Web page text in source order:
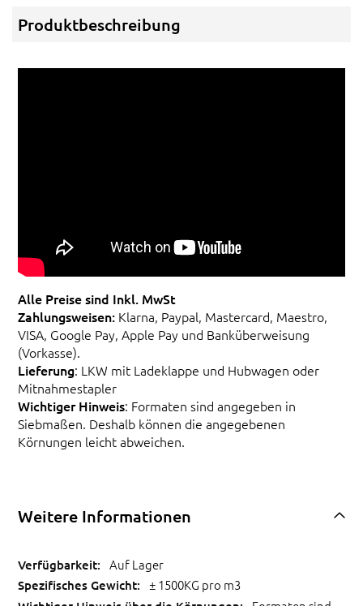
Produktbeschreibung
Alle Preise sind Inkl. MwSt
Zahlungsweisen: Klarna, Paypal, Mastercard, Maestro,
VISA, Google Pay, Apple Pay und Banküberweisung
(Vorkasse).
Lieferung: LKW mit Ladeklappe und Hubwagen oder
Mitnahmestapler
Wichtiger Hinweis: Formaten sind angegeben in
Siebmaßen. Deshalb können die angegebenen
Körnungen leicht abweichen.
Weitere Informationen
Auf Lager
± 1500KG pro m3